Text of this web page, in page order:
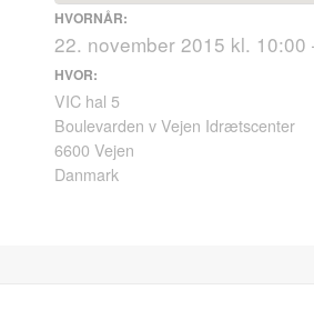
HVORNÅR:
22. november 2015 kl. 10:00
HVOR:
VIC hal 5
Boulevarden v Vejen Idrætscenter
6600 Vejen
Danmark